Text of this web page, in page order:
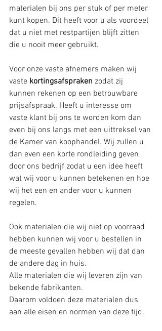
materialen bij ons per stuk of per meter
kunt kopen. Dit heeft voor u als voordeel
dat u niet met restpartijen blijft zitten
die u nooit meer gebruikt.
Voor onze vaste afnemers maken wij
vaste kortingsafspraken zodat zij
kunnen rekenen op een betrouwbare
prijsafspraak. Heeft u interesse om
vaste klant bij ons te worden kom dan
even bij ons langs met een uittreksel van
de Kamer van koophandel. Wij zullen u
dan even een korte rondleiding geven
door ons bedrijf zodat u een idee heeft
wat wij voor u kunnen betekenen en hoe
wij het een en ander voor u kunnen
regelen.
Ook materialen die wij niet op voorraad
hebben kunnen wij voor u bestellen in
de meeste gevallen hebben wij dat dan
de andere dag in huis.
Alle materialen die wij leveren zijn van
bekende fabrikanten.
Daarom voldoen deze materialen dus
aan alle eisen en normen van deze tijd.